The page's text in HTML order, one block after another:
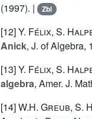
(1997). |
Zbl
[12]Y. Félix, S.
Anick, J. of Algebra,
[13]Y. Félix, S.
algebra, Amer. J.
[14]W.H. Greub, S.